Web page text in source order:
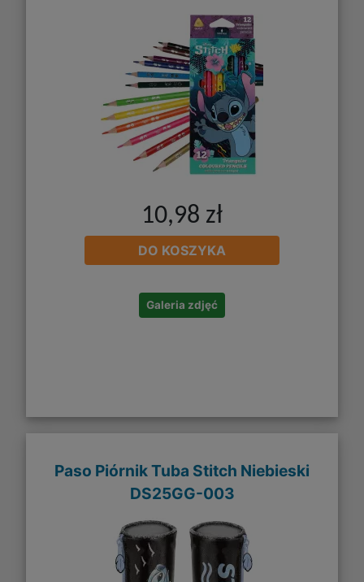
10,98 zł
DO KOSZYKA
Galeria zdjęć
Paso Piórnik Tuba Stitch Niebieski
DS25GG-003